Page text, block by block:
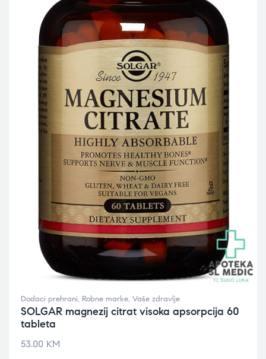
Dodaci prehrani, Robne marke, Vaše zdravlje
SOLGAR magnezij citrat visoka apsorpcija 60
tableta
53.00 KM